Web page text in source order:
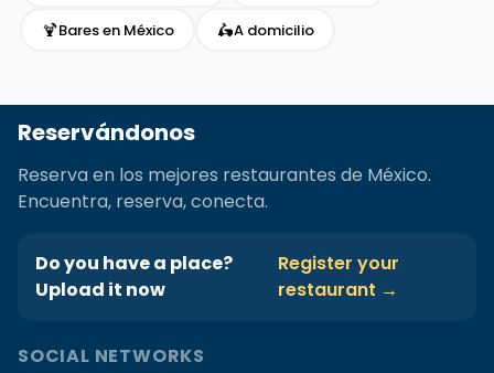
🍹Bares en México 🛵A domicilio
Reservándonos
Reserva en los mejores restaurantes de México.
Encuentra, reserva, conecta.
Do you have a place?
Upload it now
Register your
restaurant →
SOCIAL NETWORKS